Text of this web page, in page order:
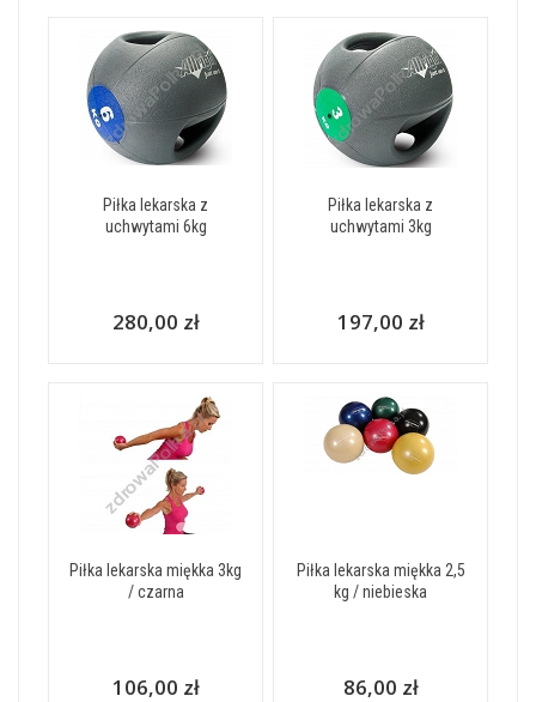
Piłka lekarska z
uchwytami 6kg
280,00 zł
Piłka lekarska z
uchwytami 3kg
197,00 zł
Piłka lekarska miękka 3kg
/ czarna
106,00 zł
Piłka lekarska miękka 2,5
kg / niebieska
86,00 zł